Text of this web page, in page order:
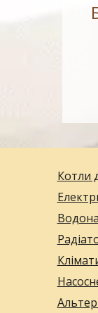
Котли